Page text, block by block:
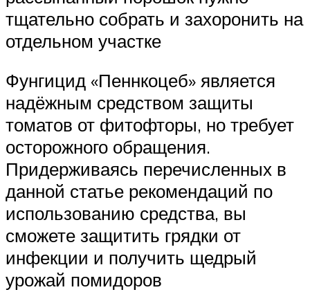
тщательно собрать и захоронить на
отдельном участке
Фунгицид «Пеннкоцеб» является
надёжным средством защиты
томатов от фитофторы, но требует
осторожного обращения.
Придерживаясь перечисленных в
данной статье рекомендаций по
использованию средства, вы
сможете защитить грядки от
инфекции и получить щедрый
урожай помидоров